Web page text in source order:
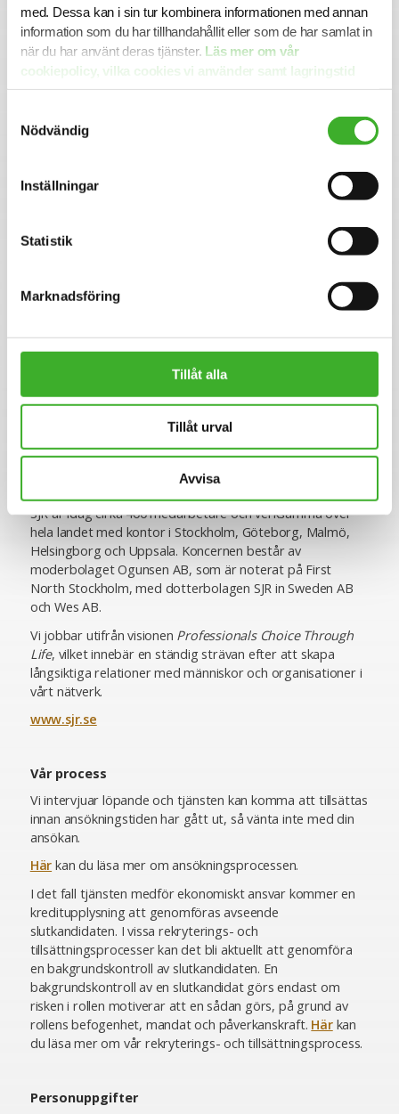
med. Dessa kan i sin tur kombinera informationen med annan
information som du har tillhandahållit eller som de har samlat in
när du har använt deras tjänster. Läs mer om vår
cookiepolicy, vilka cookies vi använder samt lagringstid
här.
Nödvändig
Inställningar
Statistik
Marknadsföring
Tillåt alla
Tillåt urval
Avvisa
dina utmaningar.
Anette Skantz
E-mail me
SJR är ett av Sveriges ledande och mest erfarna bolag
inom rekrytering och konsultlösningar. Ända sedan starten
1993 har vi varit specialiserade inom såväl
till, vilket ger oss en unik förmåga att utifrån högt ställda
krav matcha rätt kompetens med rätt uppdragsgivare. Vi
erbjuder specialistkompetens inom ekonomi och finans,
hållbarhet, kommunikation samt chefspositioner.
SJR är idag cirka 400 medarbetare och verksamma över
hela landet med kontor i Stockholm, Göteborg, Malmö,
Helsingborg och Uppsala. Koncernen består av
moderbolaget Ogunsen AB, som är noterat på First
North Stockholm, med dotterbolagen SJR in Sweden AB
och Wes AB.
Vi jobbar utifrån visionen Professionals Choice Through
Life, vilket innebär en ständig strävan efter att skapa
långsiktiga relationer med människor och organisationer i
vårt nätverk.
www.sjr.se
Vår process
Vi intervjuar löpande och tjänsten kan komma att tillsättas
innan ansökningstiden har gått ut, så vänta inte med din
ansökan.
Här kan du läsa mer om ansökningsprocessen.
I det fall tjänsten medför ekonomiskt ansvar kommer en
kreditupplysning att genomföras avseende
slutkandidaten. I vissa rekryterings- och
tillsättningsprocesser kan det bli aktuellt att genomföra
en bakgrundskontroll av slutkandidaten. En
bakgrundskontroll av en slutkandidat görs endast om
risken i rollen motiverar att en sådan görs, på grund av
rollens befogenhet, mandat och påverkanskraft. Härkan
du läsa mer om vår rekryterings- och tillsättningsprocess.
Personuppgifter